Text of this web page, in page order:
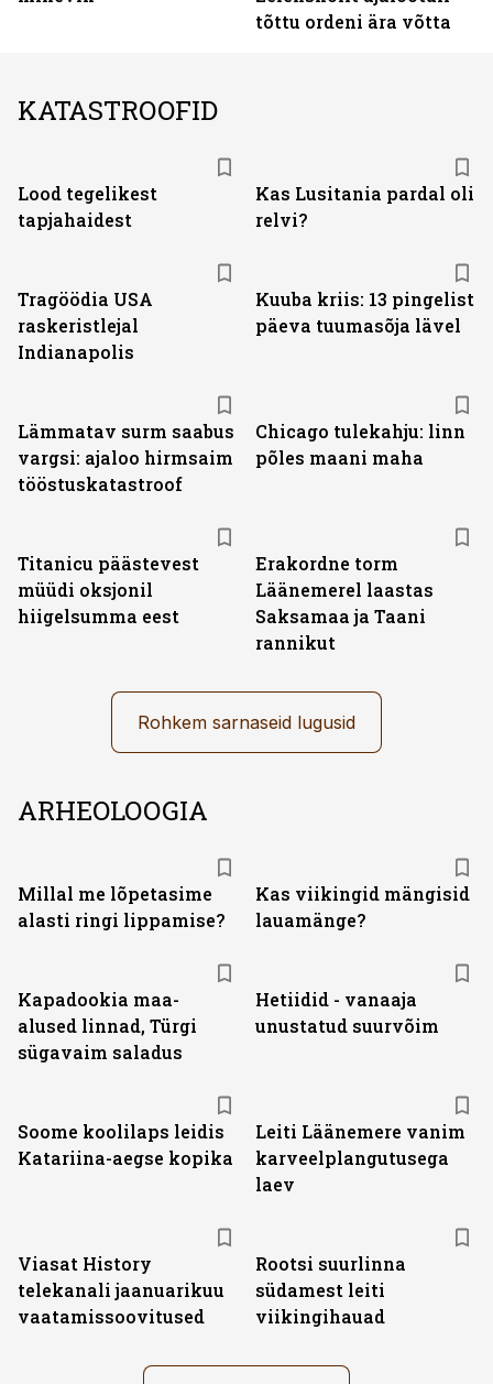
tõttu ordeni ära võtta
KATASTROOFID
Lood tegelikest
tapjahaidest
Kas Lusitania pardal oli
relvi?
Tragöödia USA
raskeristlejal
Indianapolis
Kuuba kriis: 13 pingelist
päeva tuumasõja lävel
Lämmatav surm saabus
vargsi: ajaloo hirmsaim
tööstuskatastroof
Chicago tulekahju: linn
põles maani maha
Titanicu päästevest
müüdi oksjonil
hiigelsumma eest
Erakordne torm
Läänemerel laastas
Saksamaa ja Taani
rannikut
Rohkem sarnaseid lugusid
ARHEOLOOGIA
Millal me lõpetasime
alasti ringi lippamise?
Kas viikingid mängisid
lauamänge?
Kapadookia maa-
alused linnad, Türgi
sügavaim saladus
Hetiidid - vanaaja
unustatud suurvõim
Soome koolilaps leidis
Katariina-aegse kopika
Leiti Läänemere vanim
karveelplangutusega
laev
Viasat History
telekanali jaanuarikuu
vaatamissoovitused
Rootsi suurlinna
südamest leiti
viikingihauad